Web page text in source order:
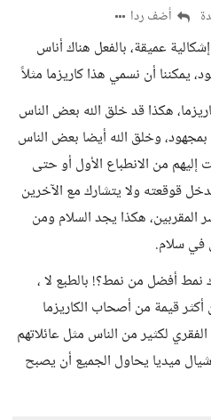
أضف ردا
عميقة، بالفعل هناك أناس
يمكننا أن نسمي هذا كاريزما مثلاً
هكذا قد خلق الله بعض الناس
وخلق الله أيضا بعض الناس
إليهم من الانطباع الأول أو حتى
قوقعته ولا يتشارك مع الآخرين
المقربين، هكذا يجد السلام ومن
في سلام.
أفضل من نمط؟! بالطبع لا ،
أكثر قيمة من أصحاب الكاريزما
الفقري لكثير من الناس مثل عائلاتهم
ميديا يحاول الجميع أن يصبح